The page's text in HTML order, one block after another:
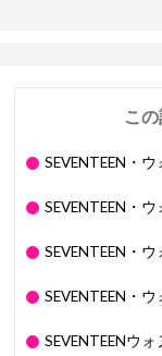
こ
SEVENTEEN・
SEVENTEEN・
SEVENTEEN・
SEVENTEEN・
SEVENTEENウ